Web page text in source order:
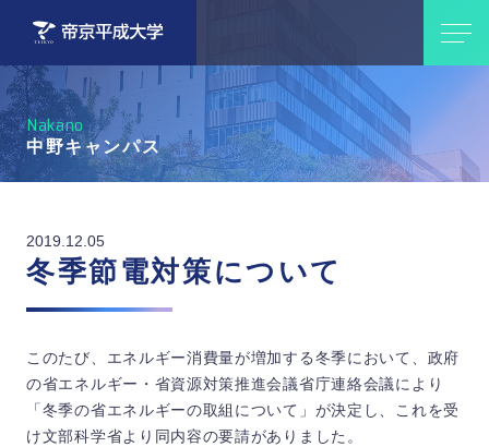
Nakano
中野キャンパス
2019.12.05
冬季節電対策について
このたび、エネルギー消費量が増加する冬季において、政府
の省エネルギー・省資源対策推進会議省庁連絡会議により
「冬季の省エネルギーの取組について」が決定し、これを受
け文部科学省より同内容の要請がありました。